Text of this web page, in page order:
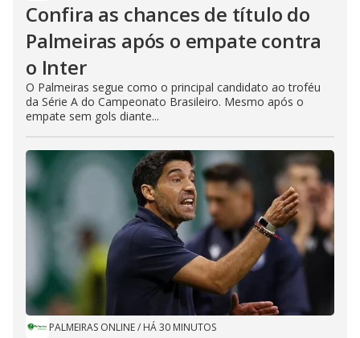
Confira as chances de título do
Palmeiras após o empate contra
o Inter
O Palmeiras segue como o principal candidato ao troféu
da Série A do Campeonato Brasileiro. Mesmo após o
empate sem gols diante...
PALMEIRAS ONLINE/ HÁ 30 MINUTOS